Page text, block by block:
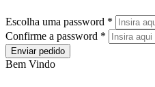
Escolha uma password *
Confirme a password *
Enviar pedido
Bem Vindo